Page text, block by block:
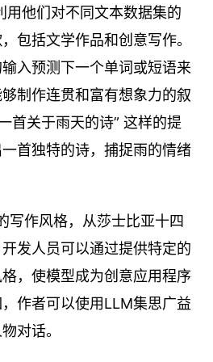
用他们对不同文本数据集的
包括文学作品和创意写作。
入预测下一个单词或短语来
制作连贯和富有想象力的叙
首关于雨天的诗” 这样的提
首独特的诗，捕捉雨的情绪
写作风格，从莎士比亚十四
发人员可以通过提供特定的
，使模型成为创意应用程序
作者可以使用LLM集思广益
对话。